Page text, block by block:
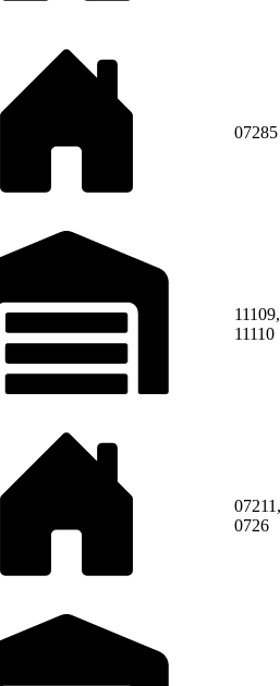
07285
11109,
11110
07211,
0726